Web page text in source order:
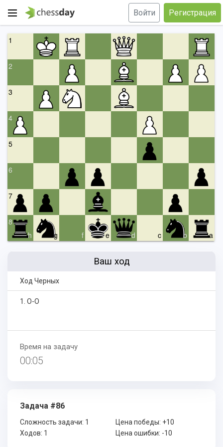
Войти Регистрация
1
2
3
4
5
6
7
h
8
g
f e d c b a
Задача #86
Сложность задачи: 1 Цена победы: +10
Ходов: 1 Цена ошибки: -10
Ваш ход
Ход Черных
1. O-O
Время на задачу
00:05